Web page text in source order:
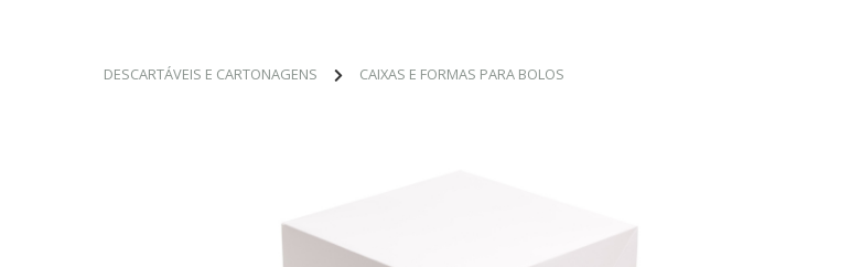
DESCARTÁVEIS E CARTONAGENS CAIXAS E FORMAS PARA BOLOS